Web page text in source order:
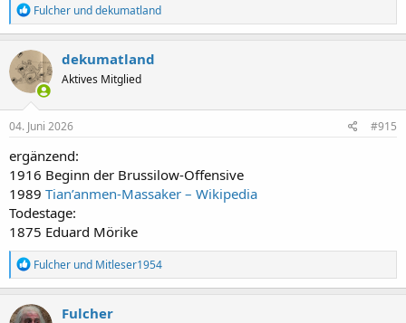
R
e
a
k
t
i
o
n
e
:
Fulcher unddekumatland
dekumatland
Aktives Mitglied
04. Juni 2026 #915
ergänzend:
1916 Beginn der Brussilow-Offensive
1989 Tian’anmen-Massaker – Wikipedia
Todestage:
1875 Eduard Mörike
R
e
a
k
Fulcher und Mitleser1954
Fulcher